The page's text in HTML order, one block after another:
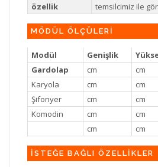
özellik
temsilcimiz ile
MÖDÜL ÖLÇÜLERİ
Modül Genişlik
Gardolap
cm cm
Karyola
cm cm
Şifonyer
cm cm
Komodin
cm cm
cm
cm
İSTEĞE BAĞLI ÖZELLİKLER